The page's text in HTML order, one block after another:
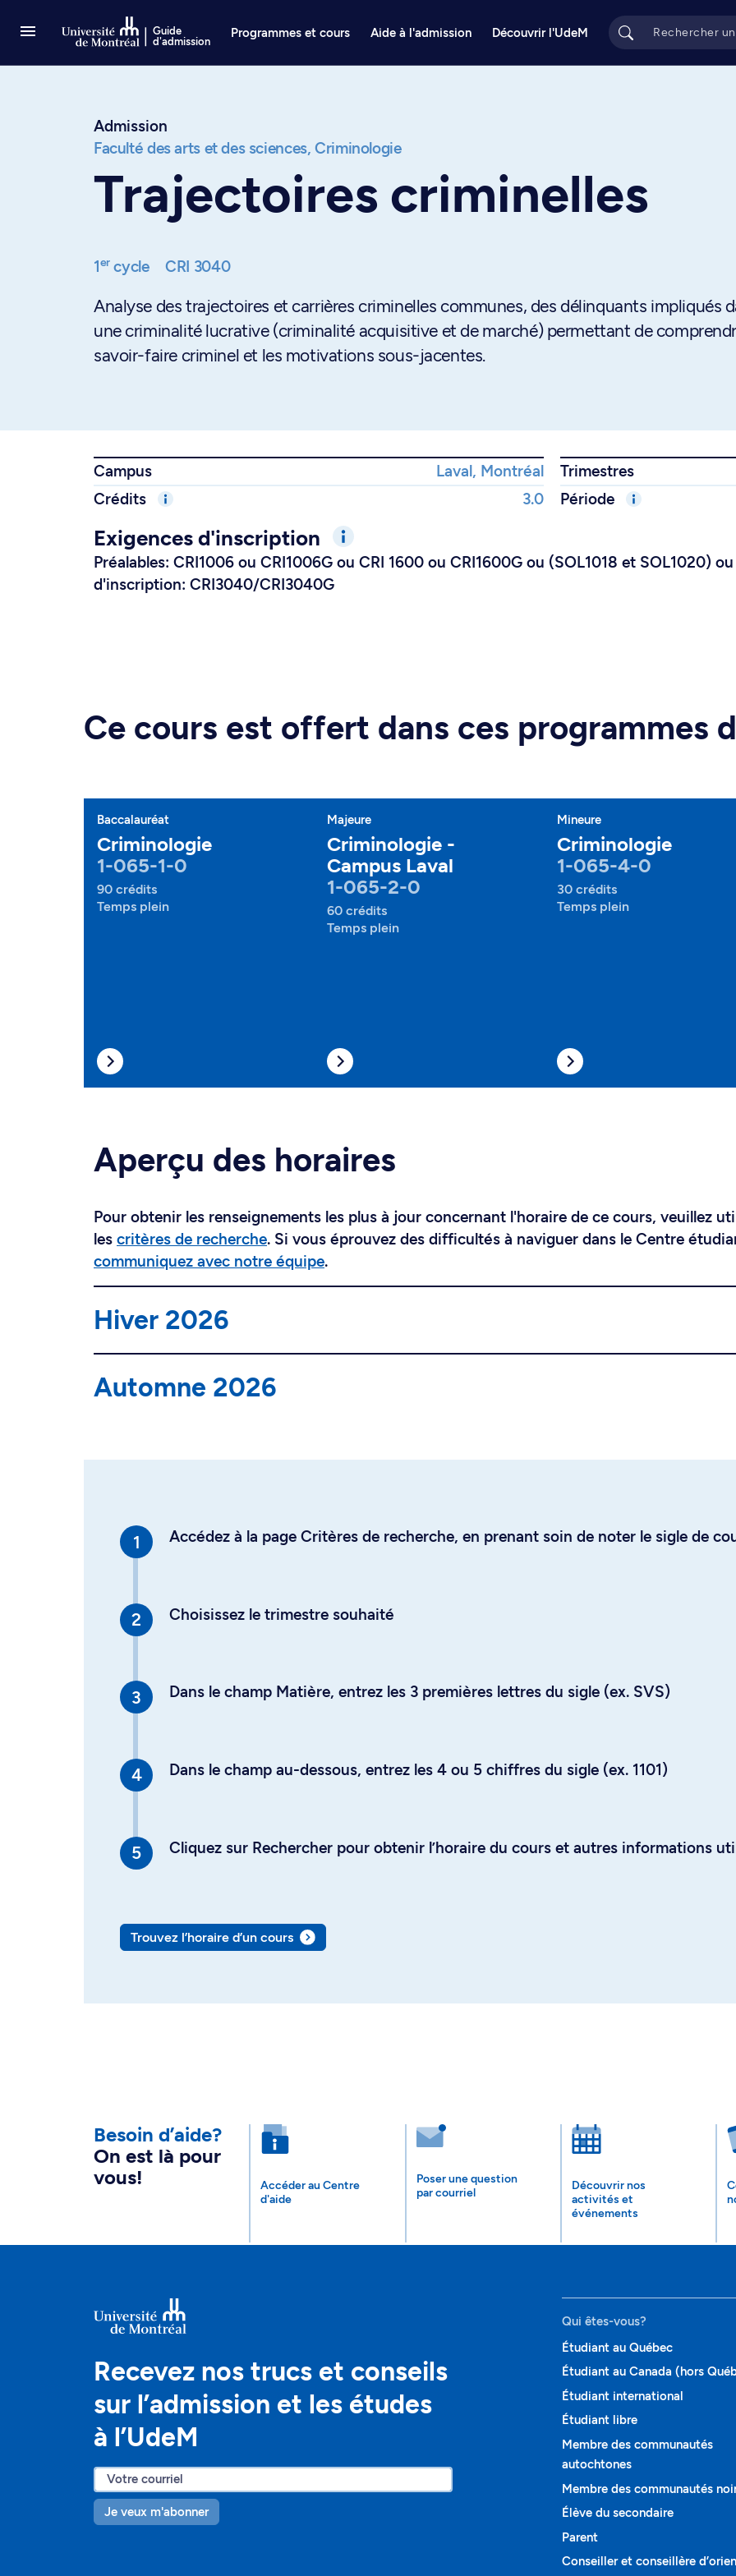
Guide
d'admission
Programmes et cours Aide à l'admission Découvrir l'UdeM
Admission
Faculté des arts et des sciences, Criminologie
Trajectoires criminelles
1ercycle CRI 3040
Analyse des trajectoires et carrières criminelles communes, des délinquants impliqués
une criminalité lucrative (criminalité acquisitive et de marché) permettant de
savoir-faire criminel et les motivations sous-jacentes.
Campus Laval, Montréal Trimestres
Crédits
3.0 Période
Exigences d'inscription
Préalables: CRI1006 ou CRI1006G ou CRI 1600 ou CRI1600G ou (SOL1018 et SOL1020)
d'inscription: CRI3040/CRI3040G
Ce cours est offert dans ces programmes
Baccalauréat
Criminologie
1-065-1-0
90 crédits
Temps plein
Majeure
Criminologie -
Campus Laval
1-065-2-0
60 crédits
Temps plein
Mineure
Criminologie
1-065-4-0
30 crédits
Temps plein
Aperçu des horaires
Pour obtenir les renseignements les plus à jour concernant l'horaire de ce cours, veuillez
les critères de recherche. Si vous éprouvez des difficultés à naviguer dans le Centre
communiquez avec notre équipe.
Hiver 2026
Automne 2026
Accédez à la page Critères de recherche, en prenant soin de noter le sigle de
Choisissez le trimestre souhaité
Dans le champ Matière, entrez les 3 premières lettres du sigle (ex. SVS)
Dans le champ au-dessous, entrez les 4 ou 5 chiffres du sigle (ex. 1101)
Cliquez sur Rechercher pour obtenir l’horaire du cours et autres informations
Trouvez l’horaire d’un cours
Besoin d’aide?
On est là pour
vous!
Accéder au Centre
d'aide
Poser une question
par courriel
Découvrir nos
activités et
événements
Recevez nos trucs et conseils
sur l’admission et les études
à l’UdeM
Je veux m'abonner
Qui êtes-vous?
Étudiant au Québec
Étudiant au Canada (hors
Étudiant international
Étudiant libre
Membre des communautés
autochtones
Membre des communautés
Élève du secondaire
Parent
Conseiller et conseillère